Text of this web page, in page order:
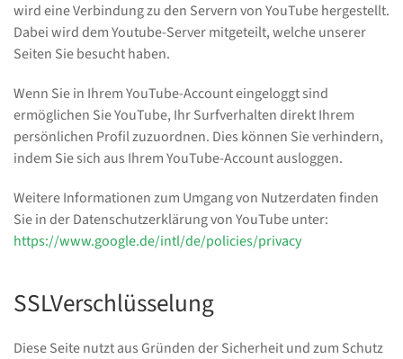
wird eine Verbindung zu den Servern von YouTube hergestellt.
Dabei wird dem Youtube-Server mitgeteilt, welche unserer
Seiten Sie besucht haben.
Wenn Sie in Ihrem YouTube-Account eingeloggt sind
ermöglichen Sie YouTube, Ihr Surfverhalten direkt Ihrem
persönlichen Profil zuzuordnen. Dies können Sie verhindern,
indem Sie sich aus Ihrem YouTube-Account ausloggen.
Weitere Informationen zum Umgang von Nutzerdaten finden
Sie in der Datenschutzerklärung von YouTube unter:
https://www.google.de/intl/de/policies/privacy
SSLVerschlüsselung
Diese Seite nutzt aus Gründen der Sicherheit und zum Schutz